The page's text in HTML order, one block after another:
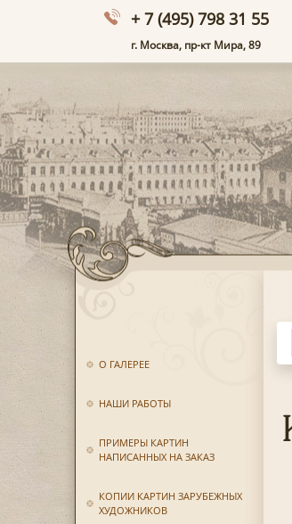
+ 7 (495) 798 31 55
г. Москва, пр-кт Мира, 89
О ГАЛЕРЕЕ
НАШИ РАБОТЫ
ПРИМЕРЫ КАРТИН
НАПИСАННЫХ НА ЗАКАЗ
КОПИИ КАРТИН ЗАРУБЕЖНЫХ
ХУДОЖНИКОВ